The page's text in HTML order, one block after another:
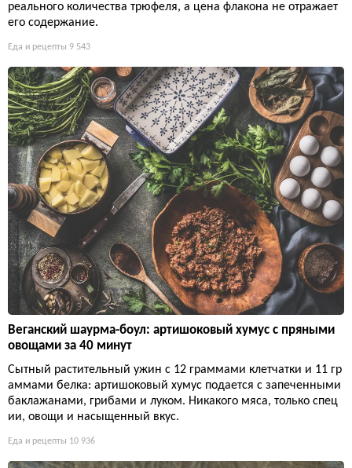
реального количества трюфеля, а цена флакона не отражает
его содержание.
Еда и рецепты 9 543
Веганский шаурма-боул: артишоковый хумус с пряными
овощами за 40 минут
Сытный растительный ужин с 12 граммами клетчатки и 11 гр
аммами белка: артишоковый хумус подается с запеченными
баклажанами, грибами и луком. Никакого мяса, только спец
ии, овощи и насыщенный вкус.
Еда и рецепты 10 936